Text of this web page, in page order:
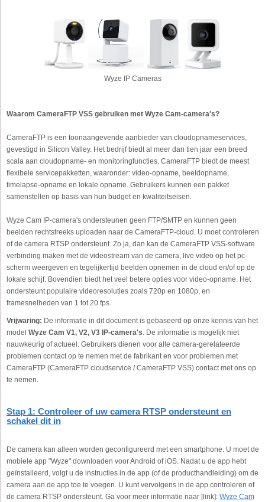
Wyze IP Cameras
Waarom CameraFTP VSS gebruiken met Wyze Cam-camera's?
CameraFTP is een toonaangevende aanbieder van cloudopnameservices,
gevestigd in Silicon Valley. Het bedrijf biedt al meer dan tien jaar een breed
scala aan cloudopname- en monitoringfuncties. CameraFTP biedt de meest
flexibele servicepakketten, waaronder: video-opname, beeldopname,
timelapse-opname en lokale opname. Gebruikers kunnen een pakket
samenstellen op basis van hun budget en kwaliteitseisen.
Wyze Cam IP-camera's ondersteunen geen FTP/SMTP en kunnen geen
beelden rechtstreeks uploaden naar de CameraFTP-cloud. U moet controleren
of de camera RTSP ondersteunt. Zo ja, dan kan de CameraFTP VSS-software
verbinding maken met de videostream van de camera, live video op het pc-
scherm weergeven en tegelijkertijd beelden opnemen in de cloud en/of op de
lokale schijf. Bovendien biedt het veel betere opties voor video-opname. Het
ondersteunt populaire videoresoluties zoals 720p en 1080p, en
framesnelheden van 1 tot 20 fps.
Vrijwaring: De informatie in dit document is gebaseerd op onze kennis van het
model Wyze Cam V1, V2, V3 IP-camera's. De informatie is mogelijk niet
nauwkeurig of actueel. Gebruikers dienen voor alle camera-gerelateerde
problemen contact op te nemen met de fabrikant en voor problemen met
CameraFTP (CameraFTP cloudservice / CameraFTP VSS) contact met ons op
te nemen.
Stap 1: Controleer of uw camera RTSP ondersteunt en
schakel dit in
De camera kan alleen worden geconfigureerd met een smartphone. U moet de
mobiele app "Wyze" downloaden voor Android of iOS. Nadat u de app hebt
geïnstalleerd, volgt u de instructies in de app (of de producthandleiding) om de
camera aan de app toe te voegen. U kunt vervolgens in de app controleren of
de camera RTSP ondersteunt. Ga voor meer informatie naar [link]: Wyze Cam